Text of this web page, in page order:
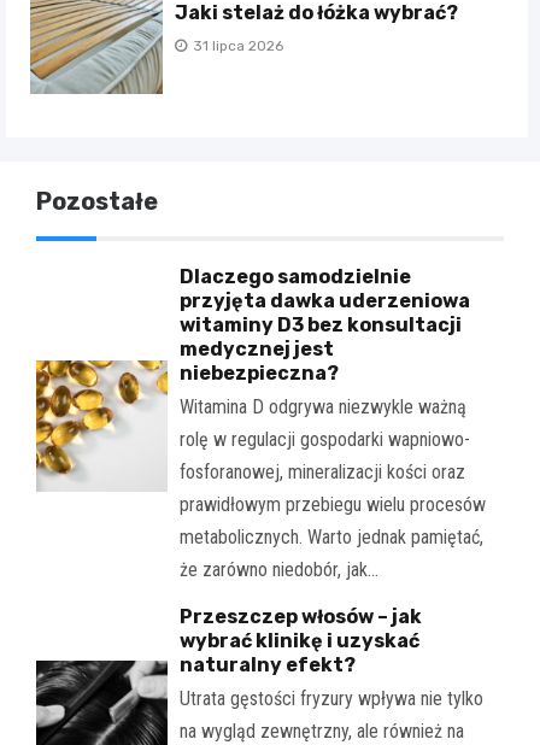
Jaki stelaż do łóżka wybrać?
31 lipca 2026
Pozostałe
Dlaczego samodzielnie
przyjęta dawka uderzeniowa
witaminy D3 bez konsultacji
medycznej jest
niebezpieczna?
Witamina D odgrywa niezwykle ważną
rolę w regulacji gospodarki wapniowo-
fosforanowej, mineralizacji kości oraz
prawidłowym przebiegu wielu procesów
metabolicznych. Warto jednak pamiętać,
że zarówno niedobór, jak…
Przeszczep włosów – jak
wybrać klinikę i uzyskać
naturalny efekt?
Utrata gęstości fryzury wpływa nie tylko
na wygląd zewnętrzny, ale również na